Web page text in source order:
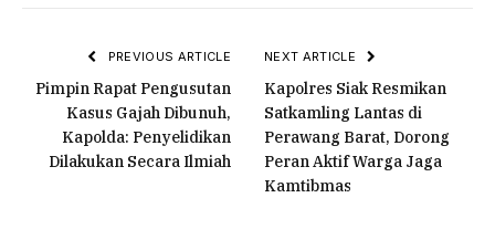
PREVIOUS ARTICLE
Pimpin Rapat Pengusutan
Kasus Gajah Dibunuh,
Kapolda: Penyelidikan
Dilakukan Secara Ilmiah
NEXT ARTICLE
Kapolres Siak Resmikan
Satkamling Lantas di
Perawang Barat, Dorong
Peran Aktif Warga Jaga
Kamtibmas